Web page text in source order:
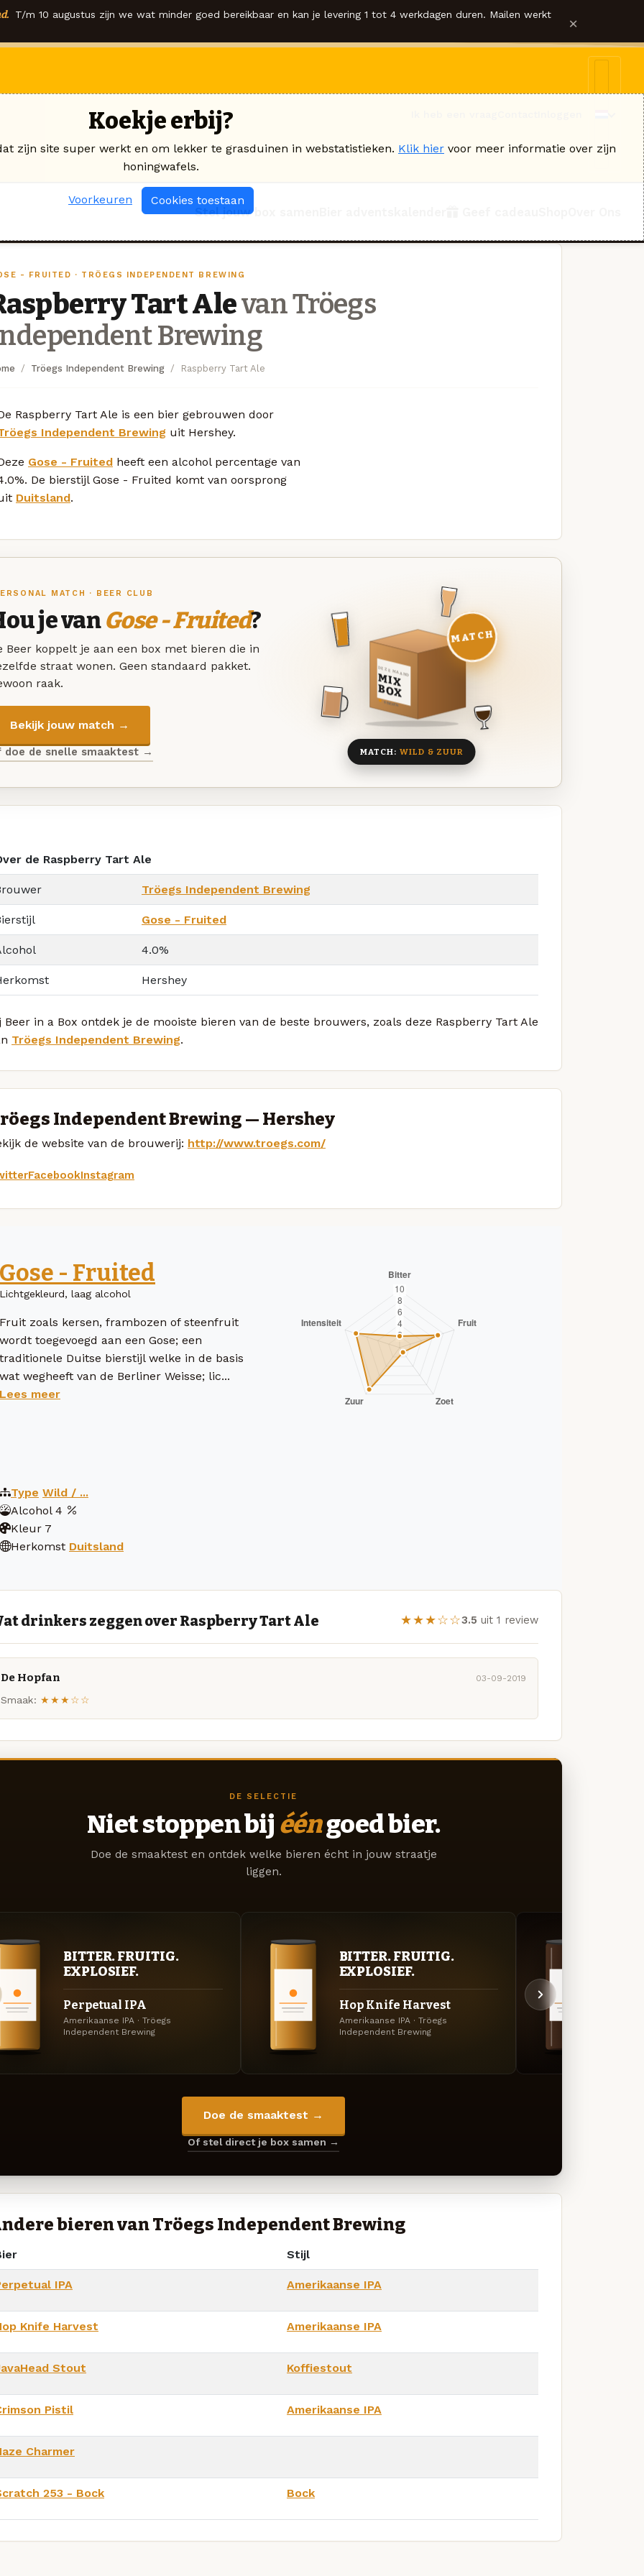
T/m 10 augustus zijn we wat minder goed bereikbaar en kan je levering 1 tot 4 werkdagen duren. Mailen werkt ×
Stel jouw box samen
- FRUITED · TRÖEGS INDEPENDENT BREWING
Tart Alevan Tröegs
Brewing
Tröegs Independent Brewing Raspberry Tart Ale
Raspberry Tart Ale is een bier gebrouwen door
Independent Brewing uit Hershey.
Gose - Fruited heeft een alcohol percentage van
De bierstijl Gose - Fruited komt van oorsprong
Duitsland.
MATCH · BEER CLUB
je vanGose - Fruited?
Beer koppelt je aan een box met bieren die in
straat wonen. Geen standaard pakket.
raak.
Bekijk jouw match →
doe de snelle smaaktest →
DEZE MAAND
MIX
BOX
8 BIEREN
MATCH
MATCH: WILD & ZUUR
de Raspberry Tart Ale
Tröegs Independent Brewing
Gose - Fruited
4.0%
Hershey
Beer in a Box ontdek je de mooiste bieren van de beste brouwers, zoals deze Raspberry Tart Ale
Tröegs Independent Brewing.
Independent Brewing — Hershey
de website van de brouwerij: http://www.troegs.com/
FacebookInstagram
Gose - Fruited
Lichtgekleurd, laag alcohol
Fruit zoals kersen, frambozen of steenfruit
wordt toegevoegd aan een Gose; een
traditionele Duitse bierstijl welke in de basis
wat wegheeft van de Berliner Weisse; lic...
Lees meer
Type Wild / ...
Alcohol 4
Kleur 7
Herkomst Duitsland
drinkers zeggen over Raspberry Tart Ale ★★★☆☆3.5 uit 1 review
De Hopfan 03-09-2019
Smaak: ★★★☆☆
DE SELECTIE
Niet stoppen bij ééngoed bier.
Doe de smaaktest en ontdek welke bieren écht in jouw straatje
liggen.
BITTER. FRUITIG.
EXPLOSIEF.
Perpetual IPA
Amerikaanse IPA · Tröegs
Independent Brewing
BITTER. FRUITIG.
EXPLOSIEF.
Hop Knife Harvest
Amerikaanse IPA · Tröegs
Independent Brewing
Doe de smaaktest →
Of stel direct je box samen →
bieren van Tröegs Independent Brewing
Stijl
IPA Amerikaanse IPA
Knife Harvest Amerikaanse IPA
Stout Koffiestout
Pistil Amerikaanse IPA
Charmer
253 - Bock Bock
Koekje erbij?
zijn site super werkt en om lekker te grasduinen in webstatistieken. Klik hier voor meer informatie over zijn
honingwafels.
Voorkeuren Cookies toestaan